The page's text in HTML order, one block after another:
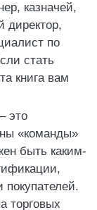
казначей,
директор,
по
стать
книга вам
это
«команды»
быть каким-
покупателей.
торговых